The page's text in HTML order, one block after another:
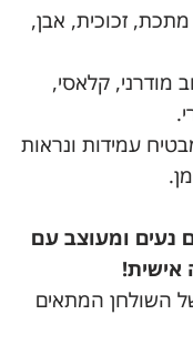
זכוכית, אבן,
מודרני, קלאסי,
עמידות ונראות
נעים ומעוצב עם
אישית!
השולחן המתאים